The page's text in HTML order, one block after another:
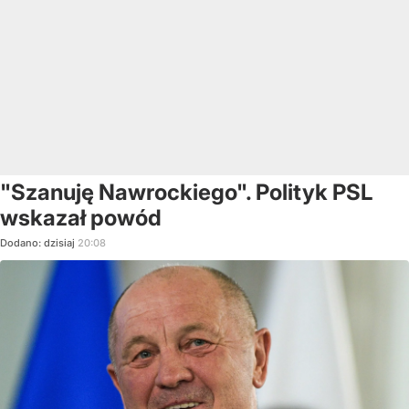
"Szanuję Nawrockiego". Polityk PSL
wskazał powód
Dodano: dzisiaj 20:08